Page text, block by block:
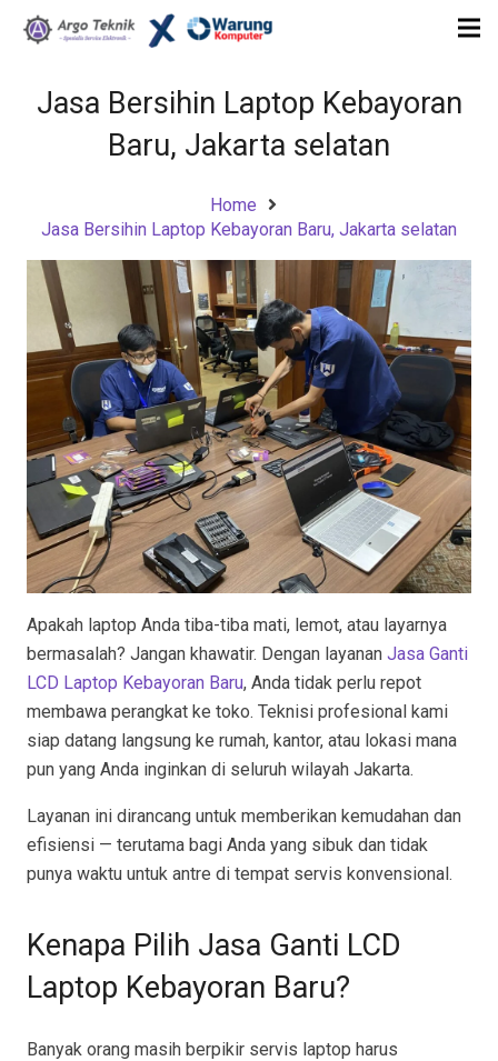
Jasa Bersihin Laptop Kebayoran
Baru, Jakarta selatan
Home
Jasa Bersihin Laptop Kebayoran Baru, Jakarta selatan
Apakah laptop Anda tiba-tiba mati, lemot, atau layarnya
bermasalah? Jangan khawatir. Dengan layanan Jasa Ganti
LCD Laptop Kebayoran Baru, Anda tidak perlu repot
membawa perangkat ke toko. Teknisi profesional kami
siap datang langsung ke rumah, kantor, atau lokasi mana
pun yang Anda inginkan di seluruh wilayah Jakarta.
Layanan ini dirancang untuk memberikan kemudahan dan
efisiensi — terutama bagi Anda yang sibuk dan tidak
punya waktu untuk antre di tempat servis konvensional.
Kenapa Pilih Jasa Ganti LCD
Laptop Kebayoran Baru?
Banyak orang masih berpikir servis laptop harus